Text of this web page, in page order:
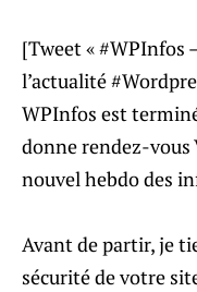
[Tweet « #WPInfos
l’actualité
WPInfos est
donne rendez-
nouvel hebdo des
Avant de partir, je
sécurité de votre